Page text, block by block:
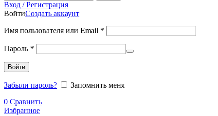
Вход / Регистрация
ВойтиСоздать аккаунт
Имя пользователя или Email *
Пароль *
Войти
Забыли пароль?
Запомнить меня
0 Сравнить
Избранное